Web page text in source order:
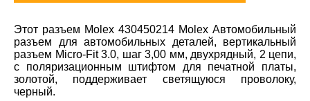
Этот разъем Molex 430450214 Molex Автомобильный
разъем для автомобильных деталей, вертикальный
разъем Micro-Fit 3.0, шаг 3,00 мм, двухрядный, 2 цепи,
с поляризационным штифтом для печатной платы,
золотой, поддерживает светящуюся проволоку,
черный.